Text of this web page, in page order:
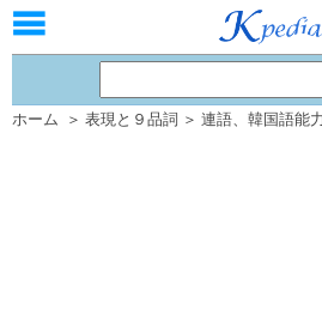
ホーム ＞ 表現と９品詞 ＞ 連語、 韓国語能